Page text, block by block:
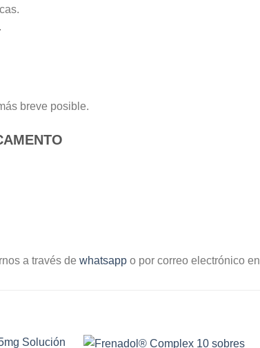
breve posible.
a través de whatsapp o por correo electrónico en